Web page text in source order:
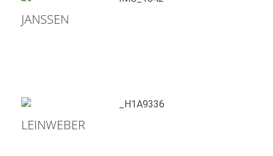
JANSSEN
LEINWEBER